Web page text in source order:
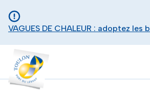
VAGUES DE CHALEUR : adoptez les
Toulon - Port du levant, retour à l'accueil